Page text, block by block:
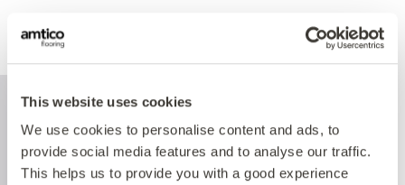
This website uses cookies
We use cookies to personalise content and ads, to
provide social media features and to analyse our traffic.
This helps us to provide you with a good experience